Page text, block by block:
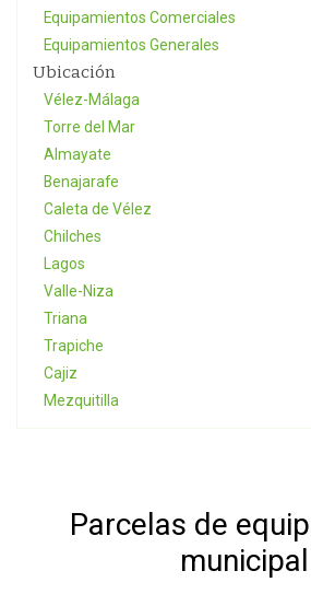
Equipamientos Comerciales
Equipamientos Generales
Ubicación
Vélez-Málaga
Torre del Mar
Almayate
Benajarafe
Caleta de Vélez
Chilches
Lagos
Valle-Niza
Triana
Trapiche
Cajiz
Mezquitilla
Parcelas de
municipal